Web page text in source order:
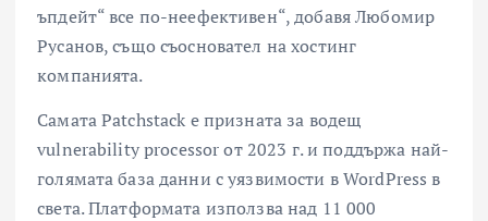
ъпдейт“ все по-неефективен“, добавя Любомир
Русанов, също съосновател на хостинг
компанията.
Самата Patchstack е призната за водещ
vulnerability processor от 2023 г. и поддържа най-
голямата база данни с уязвимости в WordPress в
света. Платформата използва над 11 000